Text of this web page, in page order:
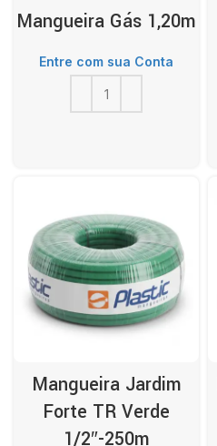
Mangueira Gás 1,20m
Entre com sua Conta
Mangueira Jardim
Forte TR Verde
1/2″-250m